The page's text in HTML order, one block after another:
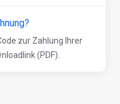
zur Zahlung Ihrer
(PDF).